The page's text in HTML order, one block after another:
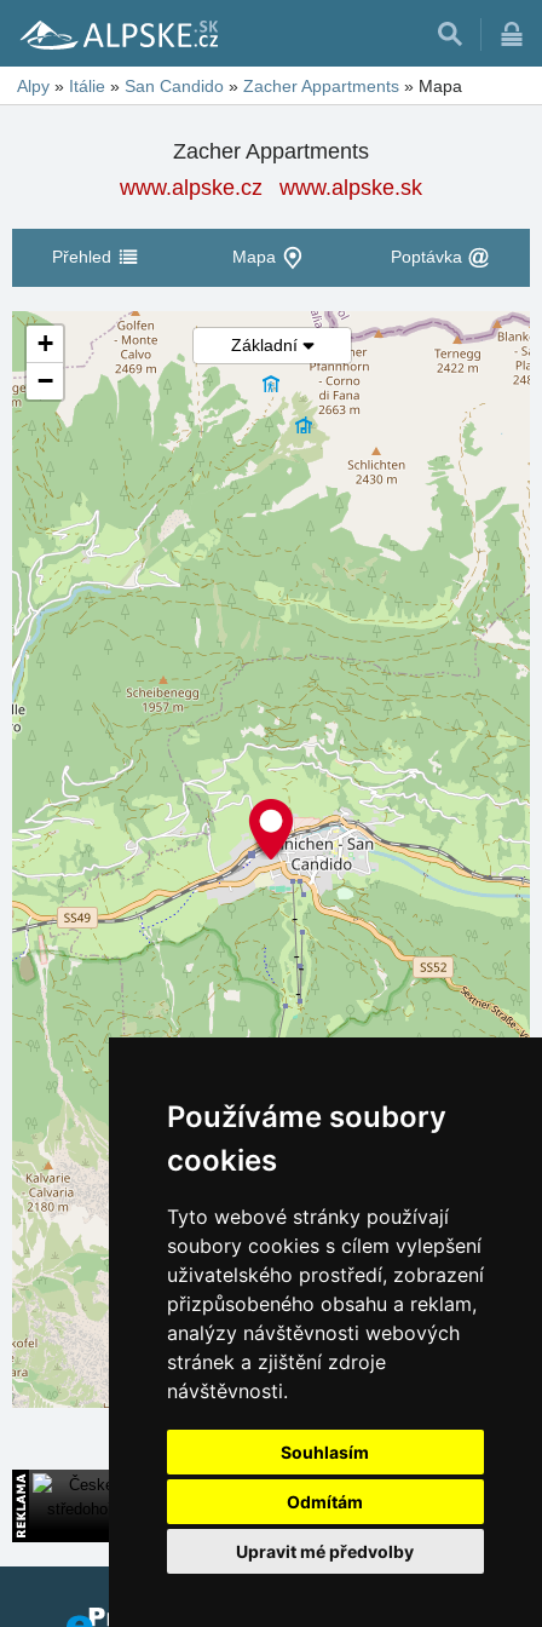
Používáme soubory
cookies
Tyto webové stránky používají
soubory cookies s cílem vylepšení
uživatelského prostředí, zobrazení
přizpůsobeného obsahu a reklam,
analýzy návštěvnosti webových
stránek a zjištění zdroje
návštěvnosti.
Souhlasím
Odmítám
Upravit mé předvolby
Alpy » Itálie » San Candido » Zacher Appartments » Mapa
Zacher Appartments
www.alpske.cz
www.alpske.sk
Přehled Mapa Poptávka
Základní
+
−
České středohoří